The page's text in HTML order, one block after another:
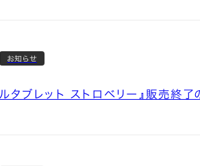
お知らせ
ルタブレット ストロベリー』販売終了